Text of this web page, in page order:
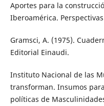
Aportes para la
Iberoamérica.
Gramsci, A. (1975).
Editorial Einaudi.
Instituto Nacional de las
transforman. Insumos
políticas de